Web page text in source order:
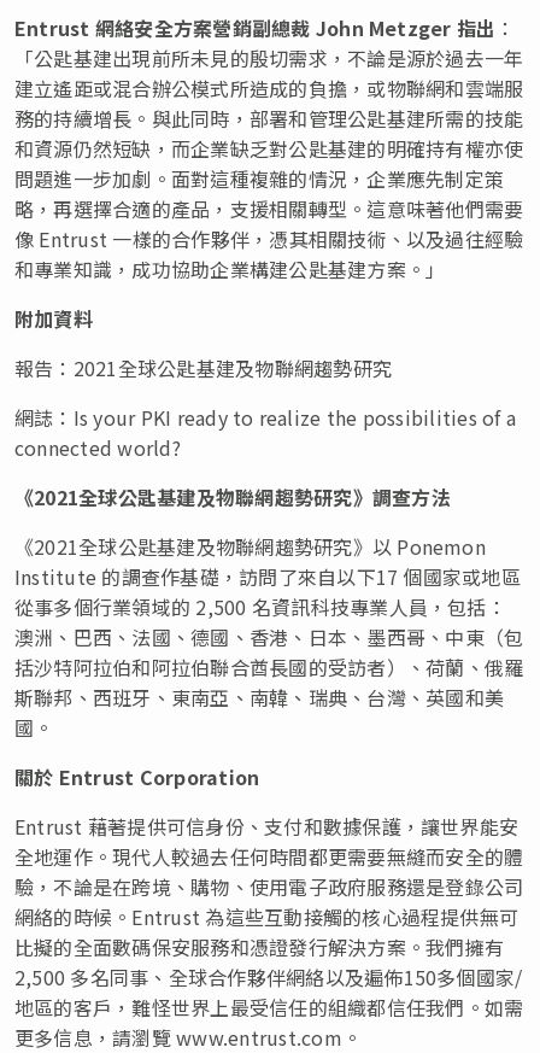
Entrust 網絡安全方案營銷副總裁 John Metzger 指出 ：
「公匙基建出現前所未見的殷切需求，不論是源於過去一年
建立遙距或混合辦公模式所造成的負擔，或物聯網和雲端服
務的持續增長。與此同時，部署和管理公匙基建所需的技能
和資源仍然短缺，而企業缺乏對公匙基建的明確持有權亦使
問題進一步加劇。面對這種複雜的情況，企業應先制定策
略，再選擇合適的產品，支援相關轉型。這意味著他們需要
像 Entrust 一樣的合作夥伴，憑其相關技術、以及過往經驗
和專業知識，成功協助企業構建公匙基建方案。」
附加資料
報告：2021全球公匙基建及物聯網趨勢研究
網誌： Is your PKI ready to realize the possibilities of a
connected world?
《2021全球公匙基建及物聯網趨勢研究》 調查方法
《2021全球公匙基建及物聯網趨勢研究》以 Ponemon
Institute 的調查作基礎，訪問了來自以下17 個國家或地區
從事多個行業領域的 2,500 名資訊科技專業人員，包括：
澳洲、巴西、法國、德國、香港、日本、墨西哥、中東（包
括沙特阿拉伯和阿拉伯聯合酋長國的受訪者）、荷蘭、俄羅
斯聯邦、西班牙、東南亞、南韓、瑞典、台灣、英國和美
國。
關於 Entrust Corporation
Entrust 藉著提供可信身份、支付和數據保護，讓世界能安
全地運作。現代人較過去任何時間都更需要無縫而安全的體
驗，不論是在跨境、購物、使用電子政府服務還是登錄公司
網絡的時候。Entrust 為這些互動接觸的核心過程提供無可
比擬的全面數碼保安服務和憑證發行解決方案。我們擁有
2,500 多名同事、全球合作夥伴網絡以及遍佈150多個國家/
地區的客戶，難怪世界上最受信任的組織都信任我們。如需
更多信息，請瀏覽 www.entrust.com。